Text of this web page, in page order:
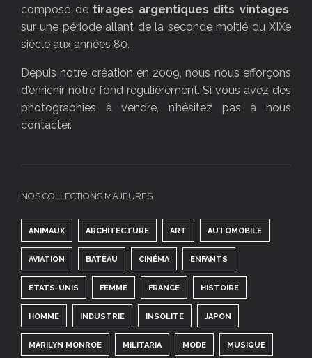
composé de tirages argentiques dits vintages,
sur une période allant de la seconde moitié du XIXe
siècle aux années 80.
Depuis notre création en 2009, nous nous efforçons
d’enrichir notre fond régulièrement. Si vous avez des
photographies à vendre, n’hésitez pas à nous
contacter.
NOS COLLECTIONS MAJEURES
ANIMAUX ARCHITECTURE ART AUTOMOBILE
AVIATION BATEAU CINÉMA ENFANTS
ETATS-UNIS FEMME FRANCE HISTOIRE
HOMME INDUSTRIE INSOLITE JAPON
MARILYN MONROE MILITARIA MODE MUSIQUE